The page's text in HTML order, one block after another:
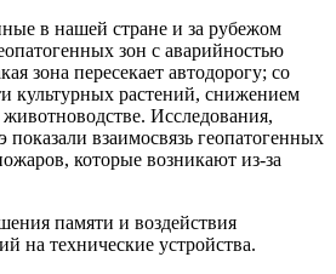
в нашей стране и за рубежом
зон с аварийностью
зона пересекает автодорогу; со
культурных растений, снижением
животноводстве. Исследования,
взаимосвязь геопатогенных
которые возникают из-за
памяти и воздействия
на технические устройства.